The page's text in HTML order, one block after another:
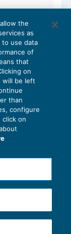
e
the
as
use data
of
that
on
will be left
than
configure
click on